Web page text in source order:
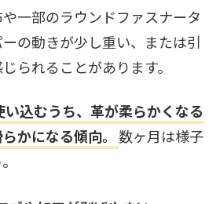
一部のラウンドファスナータ
の動きが少し重い、または引
られることがあります。
い込むうち、革が柔らかくなる
かになる傾向。 数ヶ月は様子